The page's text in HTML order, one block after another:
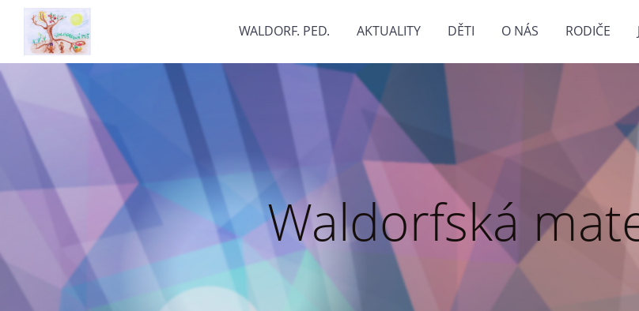
WALDORF. PED. AKTUALITY DĚTI O NÁS RODIČE
Waldorfská